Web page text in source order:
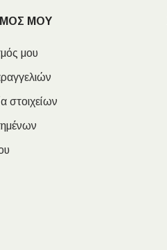
ΜΟΥ
μου
στοιχείων